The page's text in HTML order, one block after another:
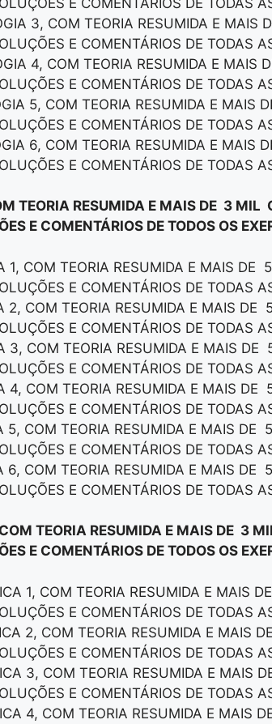
3, COM TEORIA RESUMIDA E MAIS
E COMENTÁRIOS DE TODAS
4, COM TEORIA RESUMIDA E MAIS
E COMENTÁRIOS DE TODAS
5, COM TEORIA RESUMIDA E MAIS
E COMENTÁRIOS DE TODAS
6, COM TEORIA RESUMIDA E MAIS
E COMENTÁRIOS DE TODAS
TEORIA RESUMIDA E MAIS DE 3 MIL
E COMENTÁRIOS DE TODOS OS
1, COM TEORIA RESUMIDA E MAIS DE
E COMENTÁRIOS DE TODAS
2, COM TEORIA RESUMIDA E MAIS DE
E COMENTÁRIOS DE TODAS
3, COM TEORIA RESUMIDA E MAIS DE
E COMENTÁRIOS DE TODAS
4, COM TEORIA RESUMIDA E MAIS DE
E COMENTÁRIOS DE TODAS
5, COM TEORIA RESUMIDA E MAIS DE
E COMENTÁRIOS DE TODAS
6, COM TEORIA RESUMIDA E MAIS DE
E COMENTÁRIOS DE TODAS
TEORIA RESUMIDA E MAIS DE 3
E COMENTÁRIOS DE TODOS OS
1, COM TEORIA RESUMIDA E MAIS
E COMENTÁRIOS DE TODAS
2, COM TEORIA RESUMIDA E MAIS
E COMENTÁRIOS DE TODAS
3, COM TEORIA RESUMIDA E MAIS
E COMENTÁRIOS DE TODAS
4, COM TEORIA RESUMIDA E MAIS